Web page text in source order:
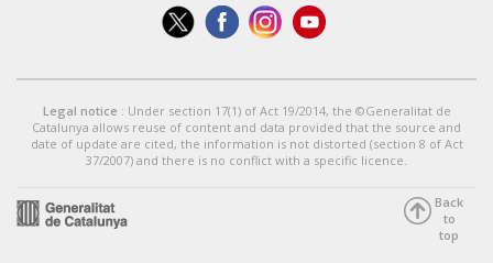
Legal notice : Under section 17(1) of Act 19/2014, the ©Generalitat de
Catalunya allows reuse of content and data provided that the source and
date of update are cited, the information is not distorted (section 8 of Act
37/2007) and there is no conflict with a specific licence.
Back
to
top